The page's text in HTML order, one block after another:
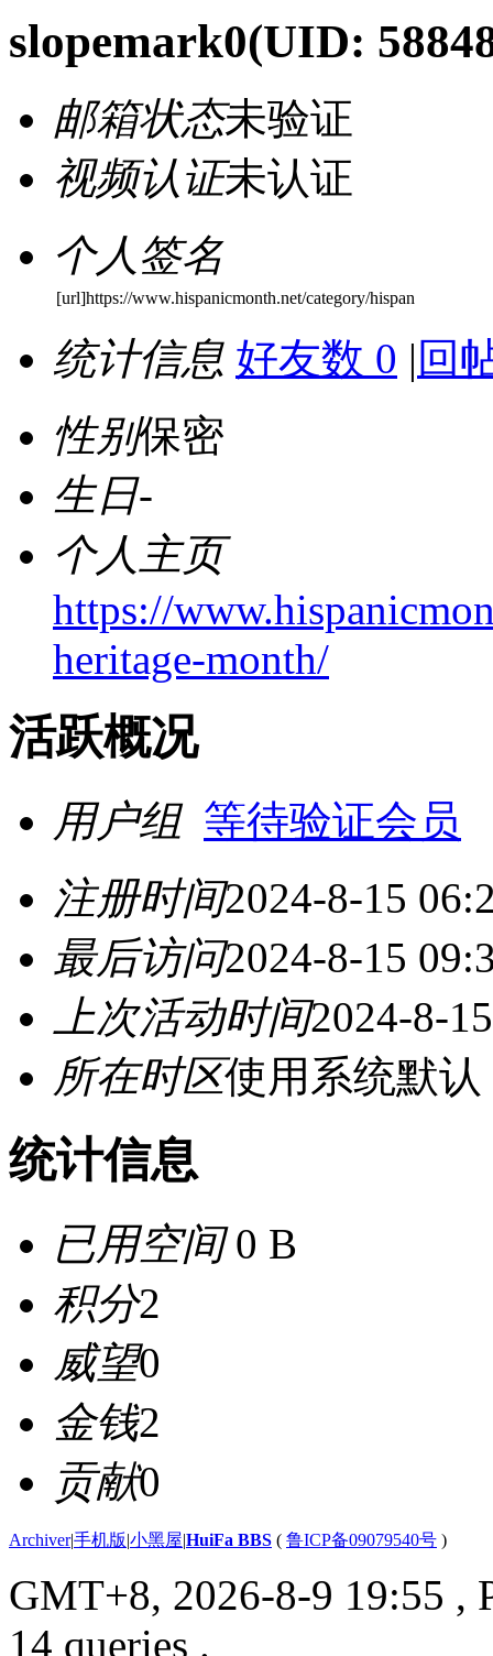
slopemark0(UID:
邮箱状态未验证
视频认证未认证
个人签名
[url]https://www.hispanicmonth.net/category/hispan
统计信息 好友数 0 | 回
性别保密
生日-
个人主页
https://
heritage-month/
活跃概况
用户组 等待验证会员
注册时间2024-8-15
最后访问2024-8-15
上次活动时间2024-8-
所在时区使用系统默认
统计信息
已用空间0 B
积分2
威望0
金钱2
贡献0
Archiver|手机版|小黑屋|HuiFa BBS ( 鲁ICP备09079540号 )
GMT+8, 2026-8-9 19:55 ,
14 queries .